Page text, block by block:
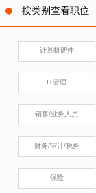
按类别查看职位
计算机硬件
IT管理
销售/业务人员
财务/审计/税务
保险